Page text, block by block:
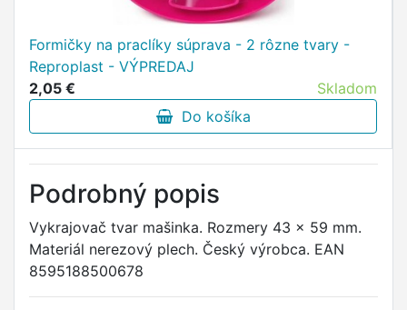
Formičky na praclíky súprava - 2 rôzne tvary -
Reproplast - VÝPREDAJ
2,05 €
Skladom
Do košíka
Podrobný popis
Vykrajovač tvar mašinka. Rozmery 43 x 59 mm.
Materiál nerezový plech. Český výrobca. EAN
8595188500678